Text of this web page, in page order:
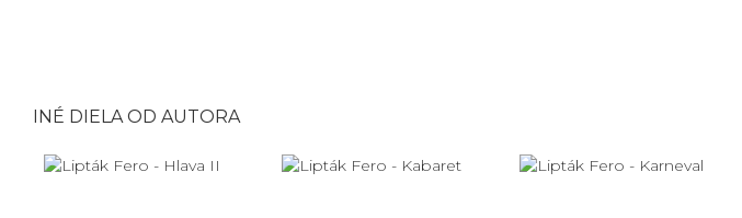
INÉ DIELA OD AUTORA